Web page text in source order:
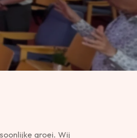
groei. Wij